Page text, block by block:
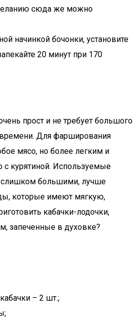
сюда же можно
начинкой бочонки, установите
20 минут при 170
прост и не требует большого
Для фарширования
мясо, но более легким и
курятиной. Используемые
большими, лучше
которые имеют мягкую,
кабачки-лодочки,
запеченные в духовке?
– 2 шт.;